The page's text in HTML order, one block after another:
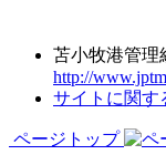
苫小牧港管理
http://
サイトに関す
ページトップ